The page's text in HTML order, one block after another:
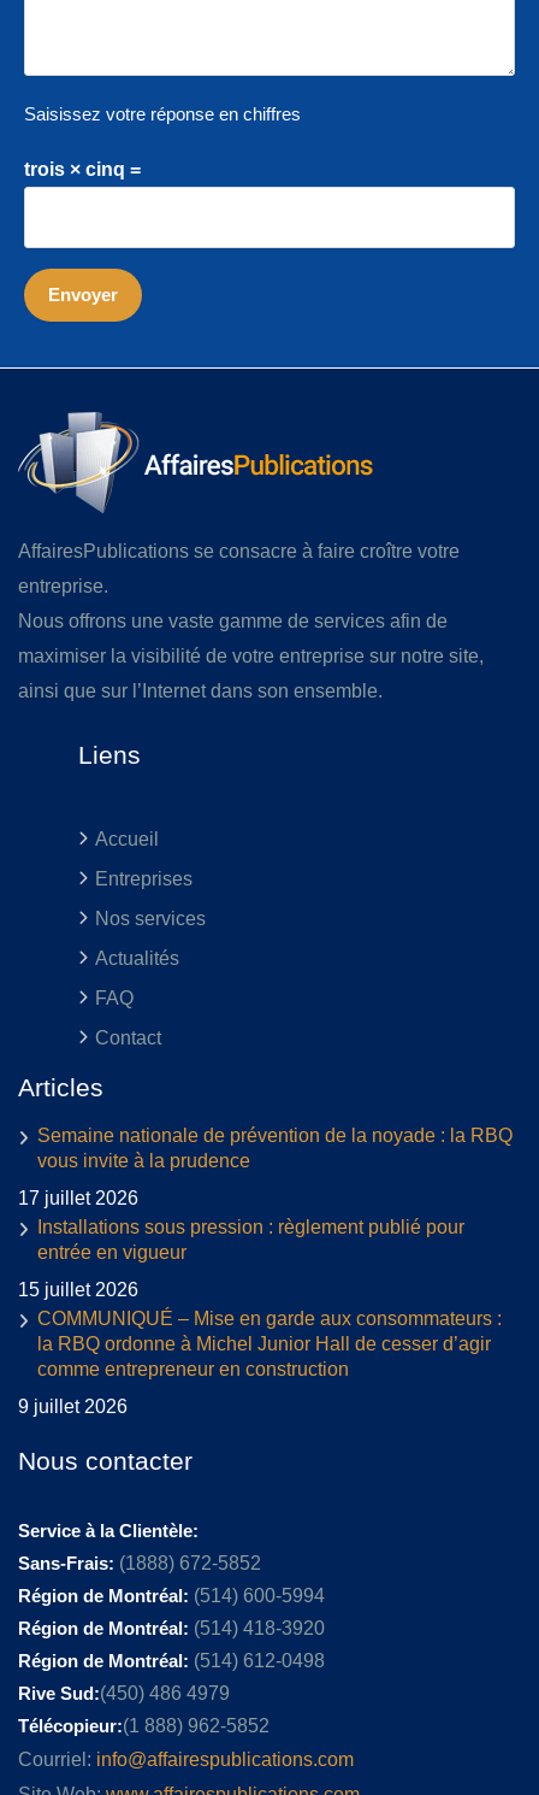
Saisissez votre réponse en chiffres
trois × cinq =
AffairesPublications se consacre à faire croître votre
entreprise.
Nous offrons une vaste gamme de services afin de
maximiser la visibilité de votre entreprise sur notre site,
ainsi que sur l’Internet dans son ensemble.
Liens
Accueil
Entreprises
Nos services
Actualités
FAQ
Contact
Articles
Semaine nationale de prévention de la noyade : la RBQ
vous invite à la prudence
17 juillet 2026
Installations sous pression : règlement publié pour
entrée en vigueur
15 juillet 2026
COMMUNIQUÉ – Mise en garde aux consommateurs :
la RBQ ordonne à Michel Junior Hall de cesser d’agir
comme entrepreneur en construction
9 juillet 2026
Nous contacter
Service à la Clientèle:
Sans-Frais: (1888) 672-5852
Région de Montréal: (514) 600-5994
Région de Montréal: (514) 418-3920
Région de Montréal: (514) 612-0498
Rive Sud:(450) 486 4979
Télécopieur:(1 888) 962-5852
Courriel: info@affairespublications.com